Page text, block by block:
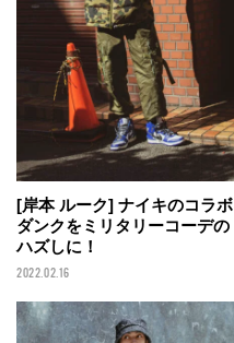
[岸本 ルーク] ナイキのコラボ
ダンクをミリタリーコーデの
ハズしに！
2022.02.16